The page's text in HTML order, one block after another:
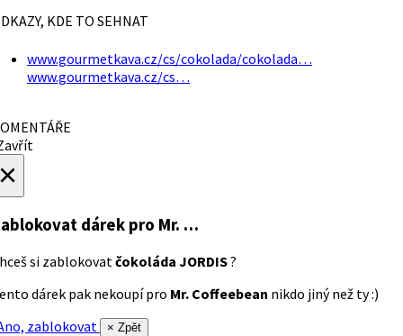
KDE TO SEHNAT
www.gourmetkava.cz/cs/cokolada/cokolada…
www.gourmetkava.cz/cs…
dárek pro Mr. …
si zablokovat čokoláda JORDIS?
dárek pak nekoupí pro Mr. Coffeebean nikdo jiný než ty :)
zablokovat
× Zpět